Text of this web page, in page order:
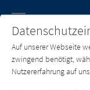
SUCHE
Auf unserer Webseite
zwingend benötigt,
Nutzererfahrung auf